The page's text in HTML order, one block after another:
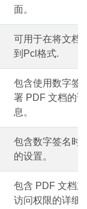
面。
可用于在将文档
到Pcl格式.
包含使用数字签
署 PDF 文档的
息。
包含数字签名时
的设置。
包含 PDF 文档
访问权限的详细